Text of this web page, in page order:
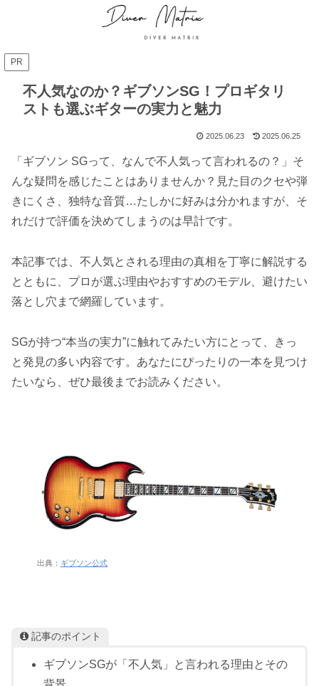
PR
不人気なのか？ギブソンSG！プロギタリ
ストも選ぶギターの実力と魅力
2025.06.23 2025.06.25
「ギブソン SGって、なんで不人気って言われるの？」そ
んな疑問を感じたことはありませんか？見た目のクセや弾
きにくさ、独特な音質…たしかに好みは分かれますが、そ
れだけで評価を決めてしまうのは早計です。
本記事では、不人気とされる理由の真相を丁寧に解説する
とともに、プロが選ぶ理由やおすすめのモデル、避けたい
落とし穴まで網羅しています。
SGが持つ“本当の実力”に触れてみたい方にとって、きっ
と発見の多い内容です。あなたにぴったりの一本を見つけ
たいなら、ぜひ最後までお読みください。
出典： ギブソン公式
記事のポイント
ギブソンSGが「不人気」と言われる理由とその